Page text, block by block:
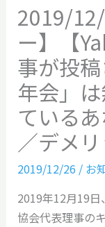
2019/
ー】【
事が投
年会」
ている
／デメリ
2019/12/26 / お
2019年12月19日
協会代表理事の